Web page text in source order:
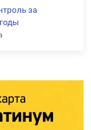
за